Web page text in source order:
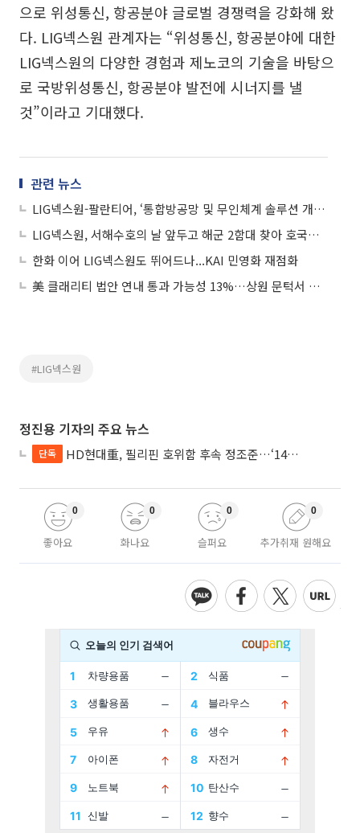
으로 위성통신, 항공분야 글로벌 경쟁력을 강화해 왔
다. LIG넥스원 관계자는 “위성통신, 항공분야에 대한
LIG넥스원의 다양한 경험과 제노코의 기술을 바탕으
로 국방위성통신, 항공분야 발전에 시너지를 낼
것”이라고 기대했다.
관련 뉴스
LIG넥스원-팔란티어, ‘통합방공망 및 무인체계 솔루션 개발협력 MOU’ 체결
LIG넥스원, 서해수호의 날 앞두고 해군 2함대 찾아 호국영령 추모
한화 이어 LIG넥스원도 뛰어드나...KAI 민영화 재점화
美 클래리티 법안 연내 통과 가능성 13%…상원 문턱서 제동
#LIG넥스원
정진용 기자의 주요 뉴스
단독 HD현대重, 필리핀 호위함 후속 정조준…‘14척+α’ 싹쓸이 노린다
좋아요
0
화나요
0
슬퍼요
0
추가취재 원해요
0